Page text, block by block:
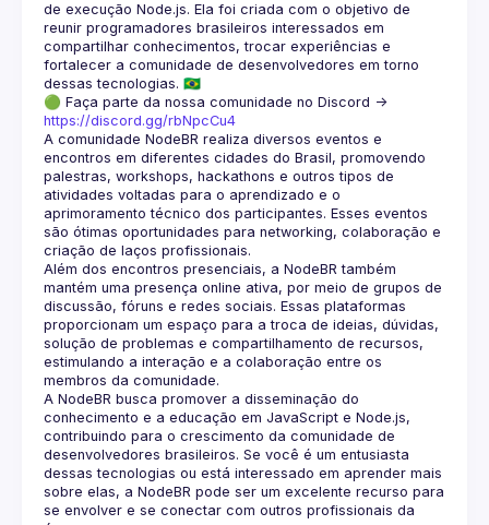
de execução Node.js. Ela foi criada com o objetivo de
reunir programadores brasileiros interessados em
compartilhar conhecimentos, trocar experiências e
fortalecer a comunidade de desenvolvedores em torno
🟢 Faça parte da nossa comunidade no Discord ->
https://discord.gg/rbNpcCu4
A comunidade NodeBR realiza diversos eventos e
encontros em diferentes cidades do Brasil, promovendo
palestras, workshops, hackathons e outros tipos de
atividades voltadas para o aprendizado e o
aprimoramento técnico dos participantes. Esses eventos
são ótimas oportunidades para networking, colaboração e
Além dos encontros presenciais, a NodeBR também
mantém uma presença online ativa, por meio de grupos de
discussão, fóruns e redes sociais. Essas plataformas
proporcionam um espaço para a troca de ideias, dúvidas,
solução de problemas e compartilhamento de recursos,
estimulando a interação e a colaboração entre os
A NodeBR busca promover a disseminação do
conhecimento e a educação em JavaScript e Node.js,
contribuindo para o crescimento da comunidade de
desenvolvedores brasileiros. Se você é um entusiasta
dessas tecnologias ou está interessado em aprender mais
sobre elas, a NodeBR pode ser um excelente recurso para
se envolver e se conectar com outros profissionais da